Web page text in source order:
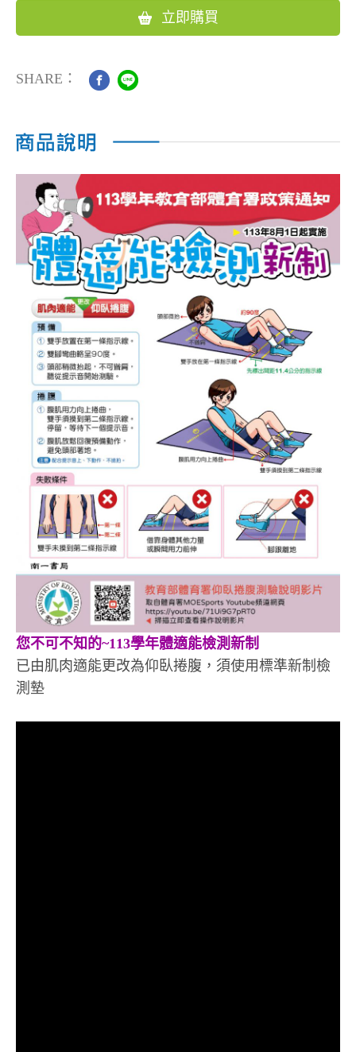
立即購買
SHARE：
您不可不知的~113學年體適能檢測新制
已由肌肉適能更改為仰臥捲腹，須使用標準新制檢
測墊